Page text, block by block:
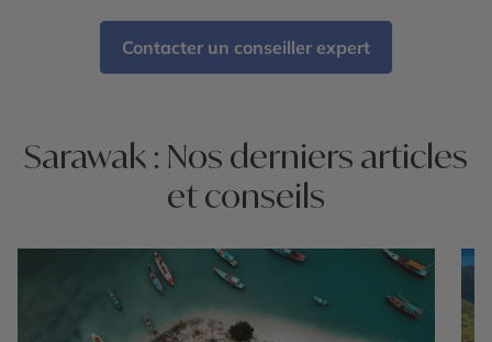
Contacter un conseiller expert
Sarawak : Nos derniers articles
et conseils